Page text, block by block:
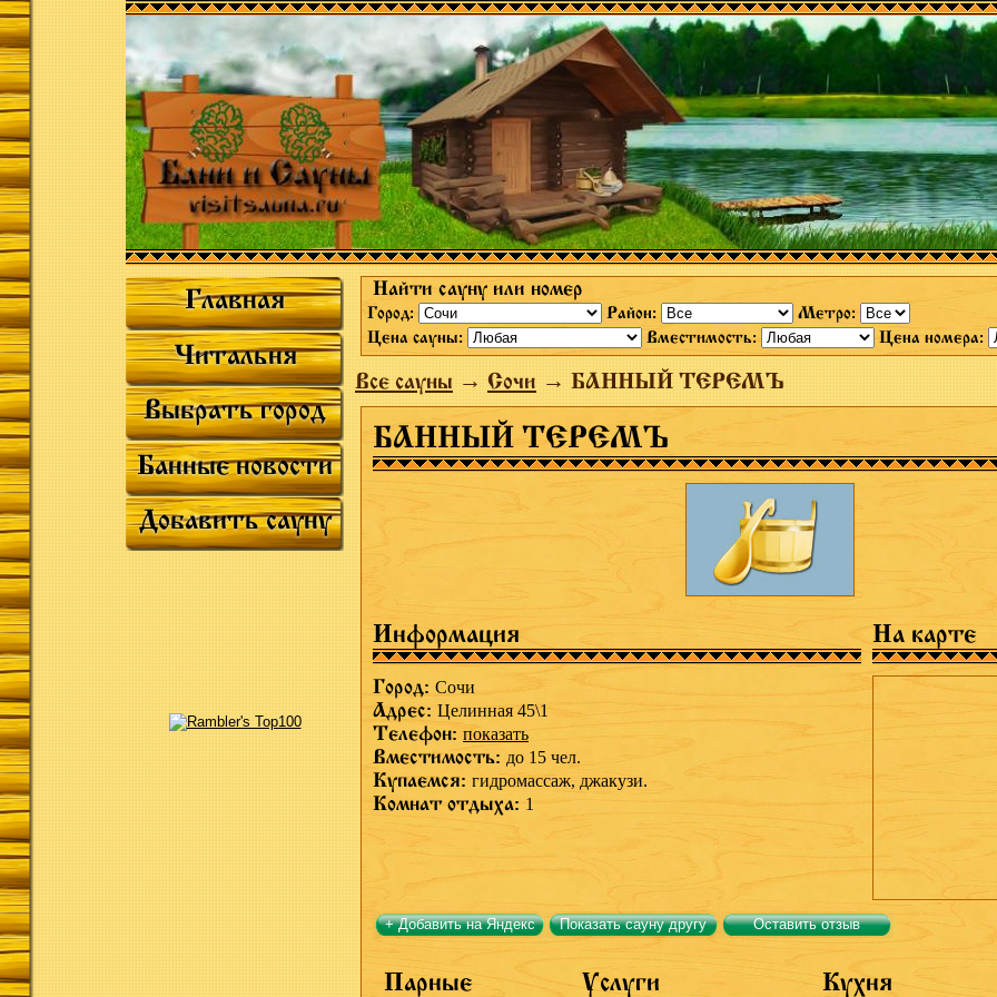
Главная
Читальня
Выбрать город
Банные новости
Добавить сауну
Найти сауну или номер
Город: Район:
Метро:
Цена сауны:
Вместимость: Цена номера:
Все сауны→Сочи→ БАННЫЙ ТЕРЕМЪ
БАННЫЙ ТЕРЕМЪ
Информация На карте
Город: Сочи
Адрес: Целинная 45\1
Телефон: показать
Вместимость: до 15 чел.
Купаемся: гидромассаж, джакузи.
Комнат отдыха: 1
+ Добавить на Яндекс Показать сауну другу Оставить отзыв
Парные Услуги Кухня